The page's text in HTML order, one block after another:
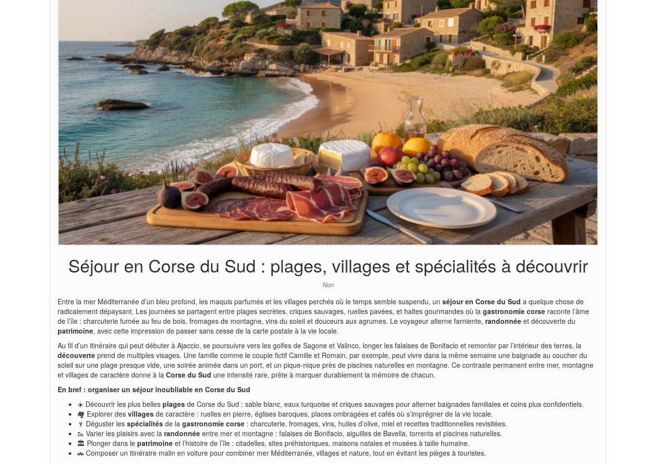
Séjour en Corse du Sud : plages, villages et spécialités à découvrir
Non
Entre la mer Méditerranée d’un bleu profond, les maquis parfumés et les villages perchés où le temps semble suspendu, un séjour en Corse du Sud a quelque chose de
radicalement dépaysant. Les journées se partagent entre plages secrètes, criques sauvages, ruelles pavées, et haltes gourmandes où la gastronomie corse raconte l’âme
de l’île : charcuterie fumée au feu de bois, fromages de montagne, vins du soleil et douceurs aux agrumes. Le voyageur alterne farniente, randonnée et découverte du
patrimoine, avec cette impression de passer sans cesse de la carte postale à la vie locale.
Au fil d’un itinéraire qui peut débuter à Ajaccio, se poursuivre vers les golfes de Sagone et Valinco, longer les falaises de Bonifacio et remonter par l’intérieur des terres, la
découverte prend de multiples visages. Une famille comme le couple fictif Camille et Romain, par exemple, peut vivre dans la même semaine une baignade au coucher du
soleil sur une plage presque vide, une soirée animée dans un port, et un pique-nique près de piscines naturelles en montagne. Ce contraste permanent entre mer, montagne
et villages de caractère donne à la Corse du Sud une intensité rare, prête à marquer durablement la mémoire de chacun.
En bref : organiser un séjour inoubliable en Corse du Sud
☀️ Découvrir les plus belles plages de Corse du Sud : sable blanc, eaux turquoise et criques sauvages pour alterner baignades familiales et coins plus confidentiels.
🏘️ Explorer des villages de caractère : ruelles en pierre, églises baroques, places ombragées et cafés où s’imprégner de la vie locale.
🍷 Déguster les spécialités de la gastronomie corse : charcuterie, fromages, vins, huiles d’olive, miel et recettes traditionnelles revisitées.
🥾 Varier les plaisirs avec la randonnée entre mer et montagne : falaises de Bonifacio, aiguilles de Bavella, torrents et piscines naturelles.
🏛️ Plonger dans le patrimoine et l’histoire de l’île : citadelles, sites préhistoriques, maisons natales et musées à taille humaine.
🚗 Composer un itinéraire malin en voiture pour combiner mer Méditerranée, villages et nature, tout en évitant les pièges à touristes.